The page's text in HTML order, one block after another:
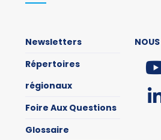
Newsletters
Répertoires
régionaux
Foire Aux Questions
Glossaire
NOUS